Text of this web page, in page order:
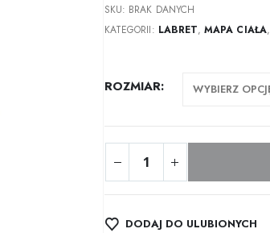
SKU: BRAK DANYCH
KATEGORII: LABRET,MAPA CIAŁA,
ROZMIAR
DODAJ DO ULUBIONYCH